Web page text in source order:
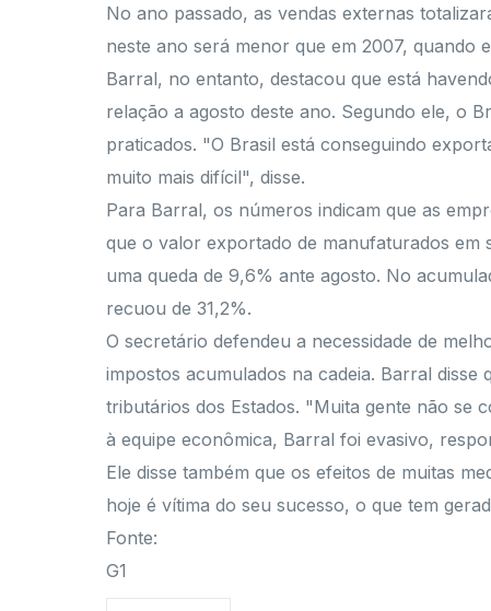
No ano passado, as vendas externas
neste ano será menor que em 2007, quando
Barral, no entanto, destacou que está
relação a agosto deste ano. Segundo ele, o
praticados. "O Brasil está conseguindo
muito mais difícil", disse.
Para Barral, os números indicam que as
que o valor exportado de manufaturados
uma queda de 9,6% ante agosto. No
recuou de 31,2%.
O secretário defendeu a necessidade de
impostos acumulados na cadeia. Barral
tributários dos Estados. "Muita gente não se
à equipe econômica, Barral foi evasivo,
Ele disse também que os efeitos de muitas
hoje é vítima do seu sucesso, o que tem
Fonte:
G1